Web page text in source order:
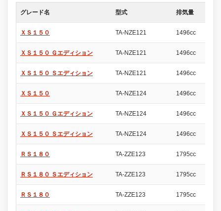
グレード名 型式 排気量
ＸＳ１５０ TA-NZE121 1496cc
ＸＳ１５０ Ｇエディション TA-NZE121 1496cc
ＸＳ１５０ Ｓエディション TA-NZE121 1496cc
ＸＳ１５０ TA-NZE124 1496cc
ＸＳ１５０ Ｇエディション TA-NZE124 1496cc
ＸＳ１５０ Ｓエディション TA-NZE124 1496cc
ＲＳ１８０ TA-ZZE123 1795cc
ＲＳ１８０ Ｓエディション TA-ZZE123 1795cc
ＲＳ１８０ TA-ZZE123 1795cc